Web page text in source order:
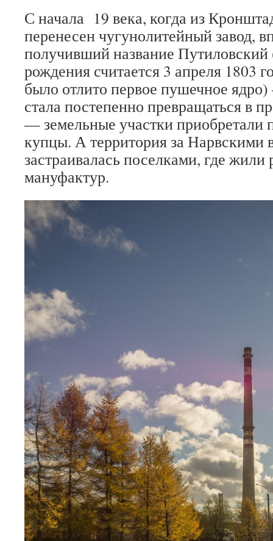
С начала 19 века, когда из
перенесен чугунолитейный завод,
получивший название Путиловский
рождения считается 3 апреля 1803
было отлито первое пушечное
стала постепенно превращаться в
— земельные участки
купцы. А территория за Нарвскими
застраивалась поселками, где жили
мануфактур.